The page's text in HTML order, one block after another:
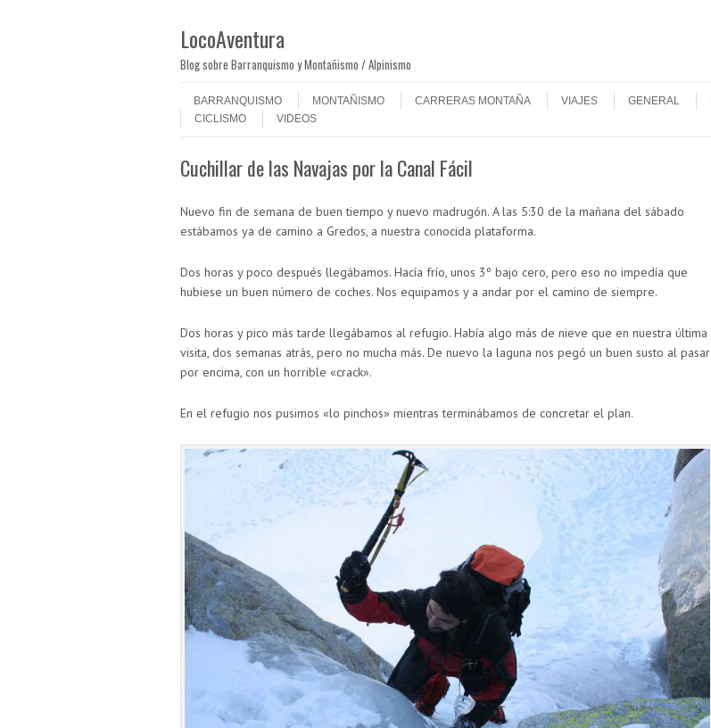
LocoAventura
Blog sobre Barranquismo y Montañismo / Alpinismo
Menú
BARRANQUISMO
MONTAÑISMO CARRERAS MONTAÑA VIAJES GENERAL
CICLISMO
VIDEOS
Cuchillar de las Navajas por la Canal Fácil
Nuevo fin de semana de buen tiempo y nuevo madrugón. A las 5:30 de la mañana del sábado
estábamos ya de camino a Gredos, a nuestra conocida plataforma.
Dos horas y poco después llegábamos. Hacía frío, unos 3º bajo cero, pero eso no impedía que
hubiese un buen número de coches. Nos equipamos y a andar por el camino de siempre.
Dos horas y pico más tarde llegábamos al refugio. Había algo más de nieve que en nuestra última
visita, dos semanas atrás, pero no mucha más. De nuevo la laguna nos pegó un buen susto al pasar
por encima, con un horrible «crack».
En el refugio nos pusimos «lo pinchos» mientras terminábamos de concretar el plan.